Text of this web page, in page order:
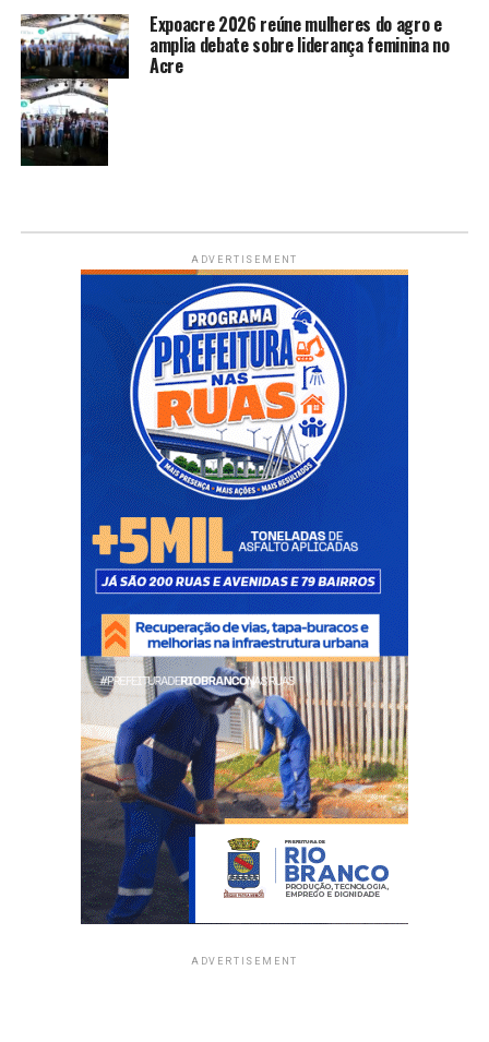
Expoacre 2026 reúne mulheres do agro e
amplia debate sobre liderança feminina no
Acre
ADVERTISEMENT
ADVERTISEMENT